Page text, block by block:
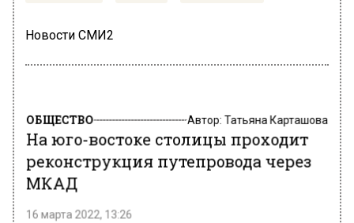
Новости СМИ2
ОБЩЕСТВО Автор: Татьяна Карташова
На юго-востоке столицы проходит
реконструкция путепровода через
МКАД
16 марта 2022, 13:26